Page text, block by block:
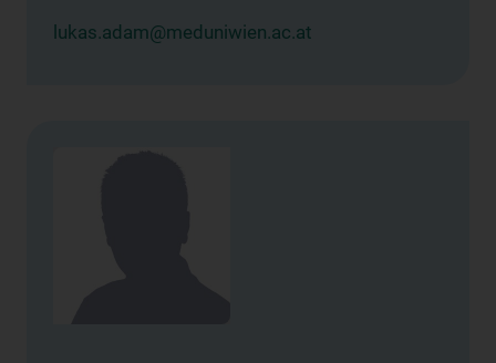
lukas.adam@meduniwien.ac.at